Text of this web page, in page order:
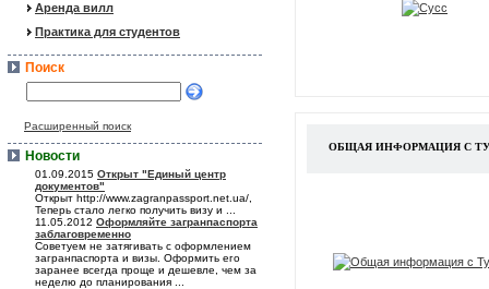
Аренда вилл
Практика для студентов
Поиск
Расширенный поиск
Новости
01.09.2015 Открыт "Единый центр
документов"
Открыт http://www.zagranpassport.net.ua/,
Теперь стало легко получить визу и ...
11.05.2012 Оформляйте загранпаспорта
заблаговременно
Советуем не затягивать с оформлением
загранпаспорта и визы. Оформить его
заранее всегда проще и дешевле, чем за
неделю до планирования ...
ОБЩАЯ ИНФОРМАЦИЯ С